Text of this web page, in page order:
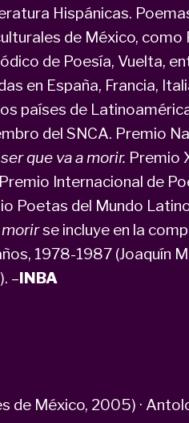
Hispánicas.
de México, como
de Poesía, Vuelta,
en España, Francia,
países de
del SNCA. Premio
que va a morir. Premio
Internacional de
Poetas del Mundo
morirse incluye en la
1978-1987 (Joaquín
–INBA
de México, 2005) ·